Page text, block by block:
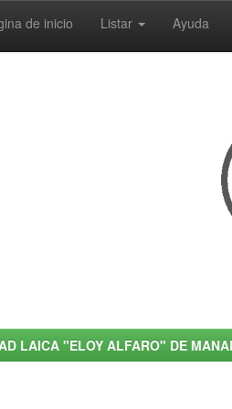
de inicio Listar Ayuda
LAICA "ELOY ALFARO" DE